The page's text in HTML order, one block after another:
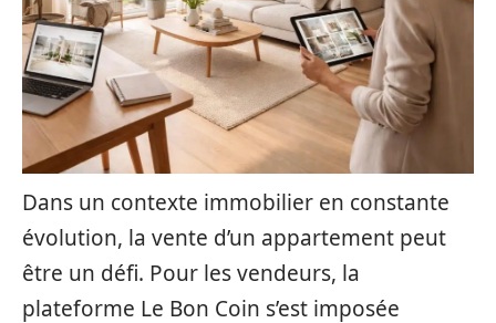
Dans un contexte immobilier en constante
évolution, la vente d’un appartement peut
être un défi. Pour les vendeurs, la
plateforme Le Bon Coin s’est imposée